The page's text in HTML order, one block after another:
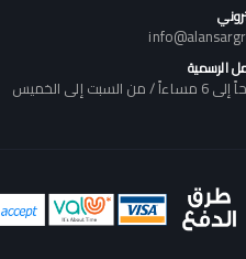
الرسمية